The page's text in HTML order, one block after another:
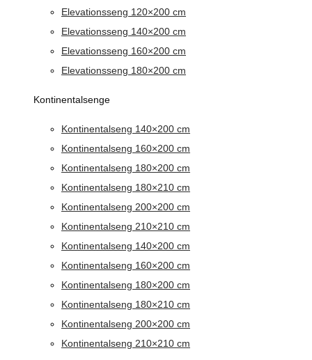
Elevationsseng 120×200 cm
Elevationsseng 140×200 cm
Elevationsseng 160×200 cm
Elevationsseng 180×200 cm
Kontinentalsenge
Kontinentalseng 140×200 cm
Kontinentalseng 160×200 cm
Kontinentalseng 180×200 cm
Kontinentalseng 180×210 cm
Kontinentalseng 200×200 cm
Kontinentalseng 210×210 cm
Kontinentalseng 140×200 cm
Kontinentalseng 160×200 cm
Kontinentalseng 180×200 cm
Kontinentalseng 180×210 cm
Kontinentalseng 200×200 cm
Kontinentalseng 210×210 cm